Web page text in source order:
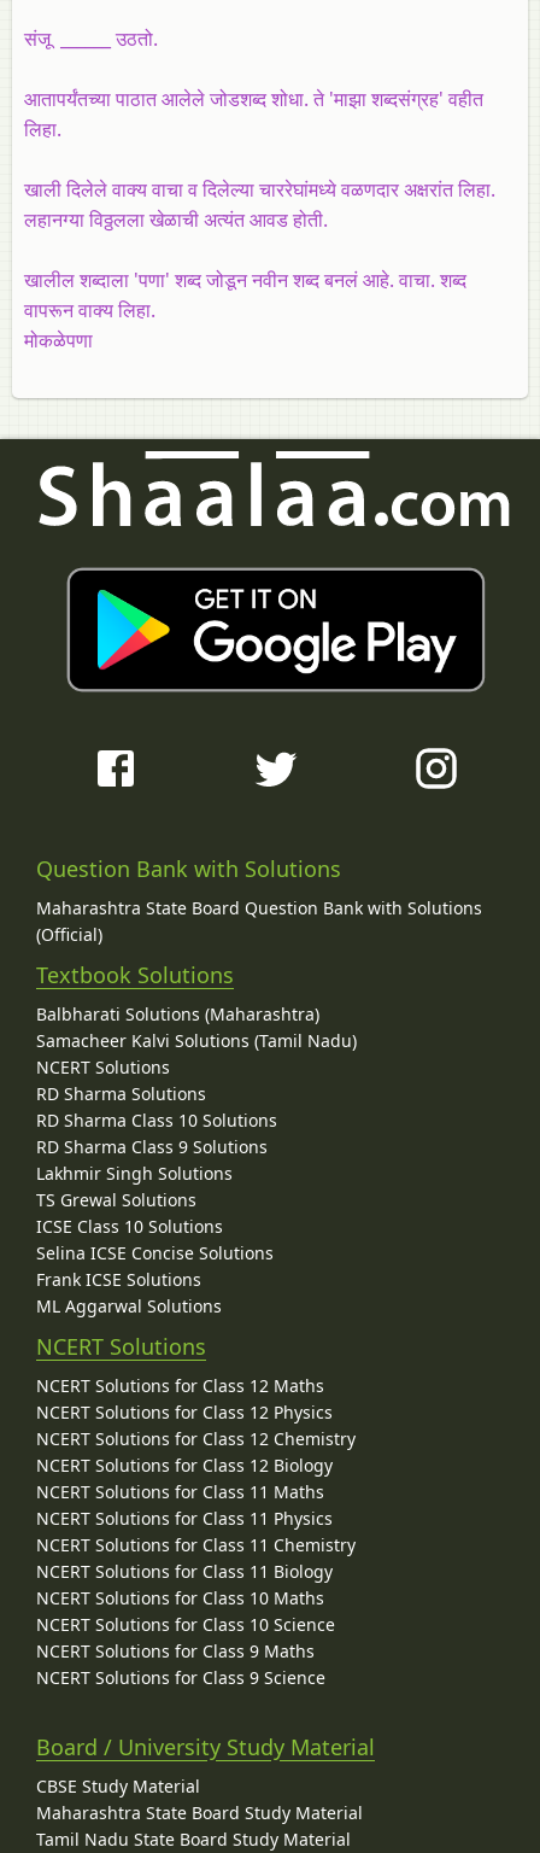
संजू ______ उठतो.
आतापर्यंतच्या पाठात आलेले जोडशब्द शोधा. ते 'माझा शब्दसंग्रह' वहीत
लिहा.
खाली दिलेले वाक्य वाचा व दिलेल्या चाररेघांमध्ये वळणदार अक्षरांत लिहा.
लहानग्या विठ्ठलला खेळाची अत्यंत आवड होती.
खालील शब्दाला 'पणा' शब्द जोडून नवीन शब्द बनलं आहे. वाचा. शब्द
वापरून वाक्य लिहा.
मोकळेपणा
Question Bank with Solutions
Maharashtra State Board Question Bank with Solutions
(Official)
Textbook Solutions
Balbharati Solutions (Maharashtra)
Samacheer Kalvi Solutions (Tamil Nadu)
NCERT Solutions
RD Sharma Solutions
RD Sharma Class 10 Solutions
RD Sharma Class 9 Solutions
Lakhmir Singh Solutions
TS Grewal Solutions
ICSE Class 10 Solutions
Selina ICSE Concise Solutions
Frank ICSE Solutions
ML Aggarwal Solutions
NCERT Solutions
NCERT Solutions for Class 12 Maths
NCERT Solutions for Class 12 Physics
NCERT Solutions for Class 12 Chemistry
NCERT Solutions for Class 12 Biology
NCERT Solutions for Class 11 Maths
NCERT Solutions for Class 11 Physics
NCERT Solutions for Class 11 Chemistry
NCERT Solutions for Class 11 Biology
NCERT Solutions for Class 10 Maths
NCERT Solutions for Class 10 Science
NCERT Solutions for Class 9 Maths
NCERT Solutions for Class 9 Science
Board / University Study Material
CBSE Study Material
Maharashtra State Board Study Material
Tamil Nadu State Board Study Material